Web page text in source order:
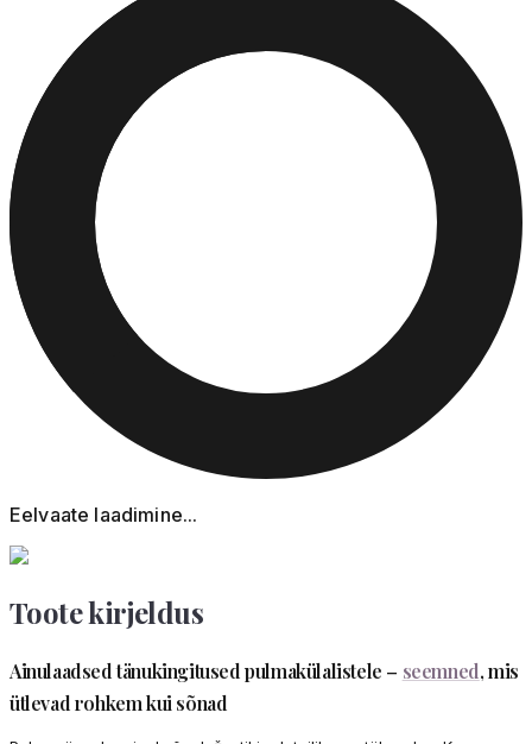
Eelvaate laadimine...
Toote kirjeldus
Ainulaadsed tänukingitused pulmakülalistele – seemned, mis
ütlevad rohkem kui sõnad